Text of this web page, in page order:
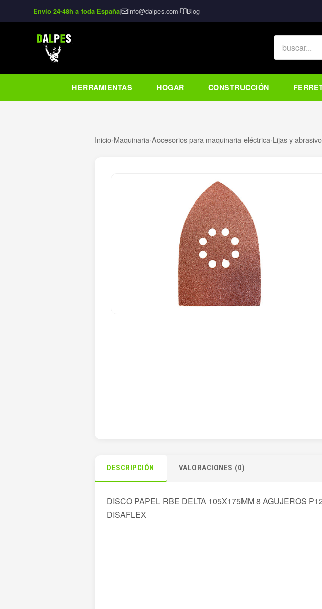
Envío 24-48h a toda España| info@dalpes.com| Blog
HERRAMIENTAS HOGAR CONSTRUCCIÓN
Inicio›Maquinaria›Accesorios para maquinaria eléctrica›Lijas y
DESCRIPCIÓN VALORACIONES (0)
DISCO PAPEL RBE DELTA 105X175MM 8 AGUJEROS
DISAFLEX